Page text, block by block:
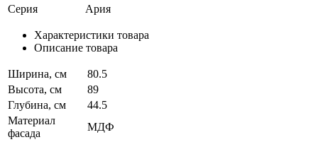
Серия
Ария
Характеристики товара
Описание товара
Ширина, см
80.5
Высота, см
89
Глубина, см
44.5
Материал
фасада
МДФ